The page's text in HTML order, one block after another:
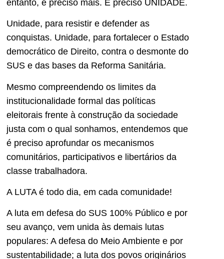
entanto, é preciso mais. É preciso UNIDADE.
Unidade, para resistir e defender as
conquistas. Unidade, para fortalecer o Estado
democrático de Direito, contra o desmonte do
SUS e das bases da Reforma Sanitária.
Mesmo compreendendo os limites da
institucionalidade formal das políticas
eleitorais frente à construção da sociedade
justa com o qual sonhamos, entendemos que
é preciso aprofundar os mecanismos
comunitários, participativos e libertários da
classe trabalhadora.
A LUTA é todo dia, em cada comunidade!
A luta em defesa do SUS 100% Público e por
seu avanço, vem unida às demais lutas
populares: A defesa do Meio Ambiente e por
sustentabilidade; a luta dos povos originários